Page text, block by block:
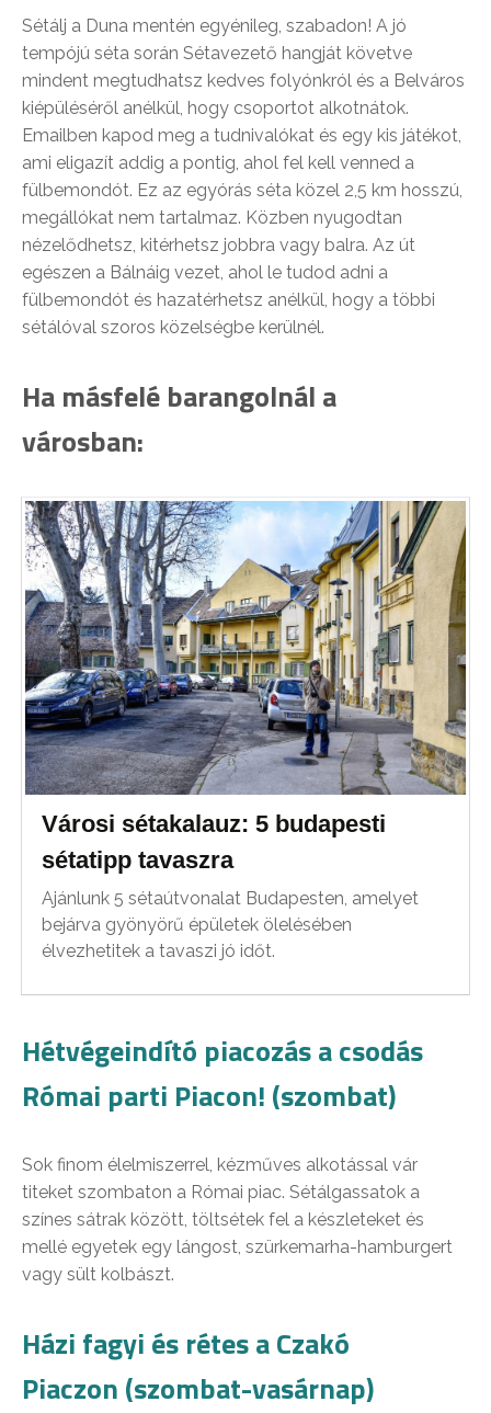
Sétálj a Duna mentén egyénileg, szabadon! A jó
tempójú séta során Sétavezető hangját követve
mindent megtudhatsz kedves folyónkról és a Belváros
kiépüléséről anélkül, hogy csoportot alkotnátok.
Emailben kapod meg a tudnivalókat és egy kis játékot,
ami eligazít addig a pontig, ahol fel kell venned a
fülbemondót. Ez az egyórás séta közel 2,5 km hosszú,
megállókat nem tartalmaz. Közben nyugodtan
nézelődhetsz, kitérhetsz jobbra vagy balra. Az út
egészen a Bálnáig vezet, ahol le tudod adni a
fülbemondót és hazatérhetsz anélkül, hogy a többi
sétálóval szoros közelségbe kerülnél.
Ha másfelé barangolnál a
városban:
Városi sétakalauz: 5 budapesti
sétatipp tavaszra
Ajánlunk 5 sétaútvonalat Budapesten, amelyet
bejárva gyönyörű épületek ölelésében
élvezhetitek a tavaszi jó időt.
Hétvégeindító piacozás a csodás
Római parti Piacon! (szombat)
Sok finom élelmiszerrel, kézműves alkotással vár
titeket szombaton a Római piac. Sétálgassatok a
színes sátrak között, töltsétek fel a készleteket és
mellé egyetek egy lángost, szürkemarha-hamburgert
vagy sült kolbászt.
Házi fagyi és rétes a Czakó
Piaczon (szombat-vasárnap)